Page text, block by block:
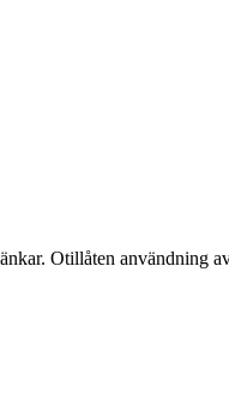
Otillåten användning